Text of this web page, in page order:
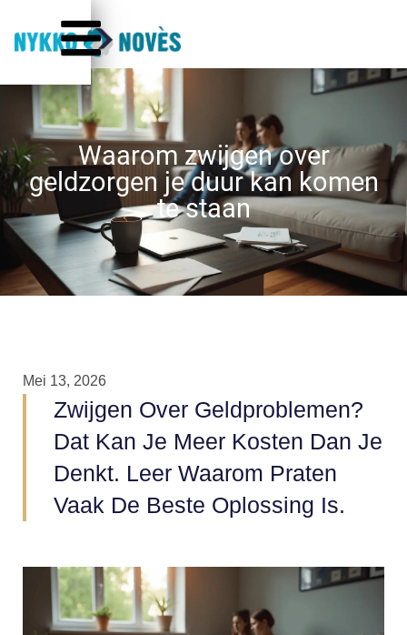
Waarom zwijgen over
geldzorgen je duur kan komen
te staan
Mei 13, 2026
Zwijgen Over Geldproblemen?
Dat Kan Je Meer Kosten Dan Je
Denkt. Leer Waarom Praten
Vaak De Beste Oplossing Is.